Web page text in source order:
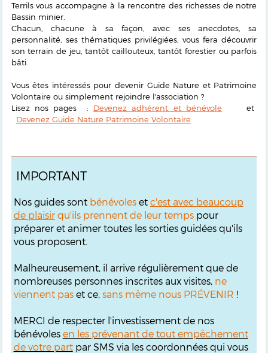
Terrils vous accompagne à la rencontre des richesses de notre
Bassin minier.
Chacun, chacune à sa façon, avec ses anecdotes, sa
personnalité, ses thématiques privilégiées, vous fera découvrir
son terrain de jeu, tantôt caillouteux, tantôt forestier ou parfois
bâti.
Vous êtes intéressés pour devenir Guide Nature et Patrimoine
Volontaire ou simplement rejoindre l'association ?
Lisez nos pages : Devenez adhérent et bénévole et
Devenez Guide Nature Patrimoine Volontaire
IMPORTANT
Nos guides sont bénévoleset c'est avec beaucoup
de plaisirqu'ils prennent de leur tempspour
préparer et animer toutes les sorties guidées qu'ils
vous proposent.
Malheureusement, il arrive régulièrement que de
nombreuses personnes inscrites aux visites, ne
viennent paset ce, sans même nous PRÉVENIR !
MERCI de respecter l'investissement de nos
bénévoles en les prévenant de tout empêchement
de votre partpar SMS via les coordonnées qui vous